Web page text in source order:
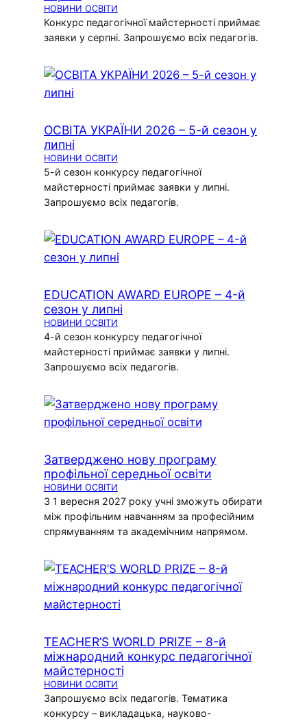
НОВИНИ ОСВІТИ
Конкурс педагогічної майстерності приймає
заявки у серпні. Запрошуємо всіх педагогів.
ОСВІТА УКРАЇНИ 2026 – 5-й сезон у
липні
НОВИНИ ОСВІТИ
5-й сезон конкурсу педагогічної
майстерності приймає заявки у липні.
Запрошуємо всіх педагогів.
EDUCATION AWARD EUROPE – 4-й
сезон у липні
НОВИНИ ОСВІТИ
4-й сезон конкурсу педагогічної
майстерності приймає заявки у липні.
Запрошуємо всіх педагогів.
Затверджено нову програму
профільної середньої освіти
НОВИНИ ОСВІТИ
З 1 вересня 2027 року учні зможуть обирати
між профільним навчанням за професійним
спрямуванням та академічним напрямом.
TEACHER’S WORLD PRIZE – 8-й
міжнародний конкурс педагогічної
майстерності
НОВИНИ ОСВІТИ
Запрошуємо всіх педагогів. Тематика
конкурсу – викладацька, науково-